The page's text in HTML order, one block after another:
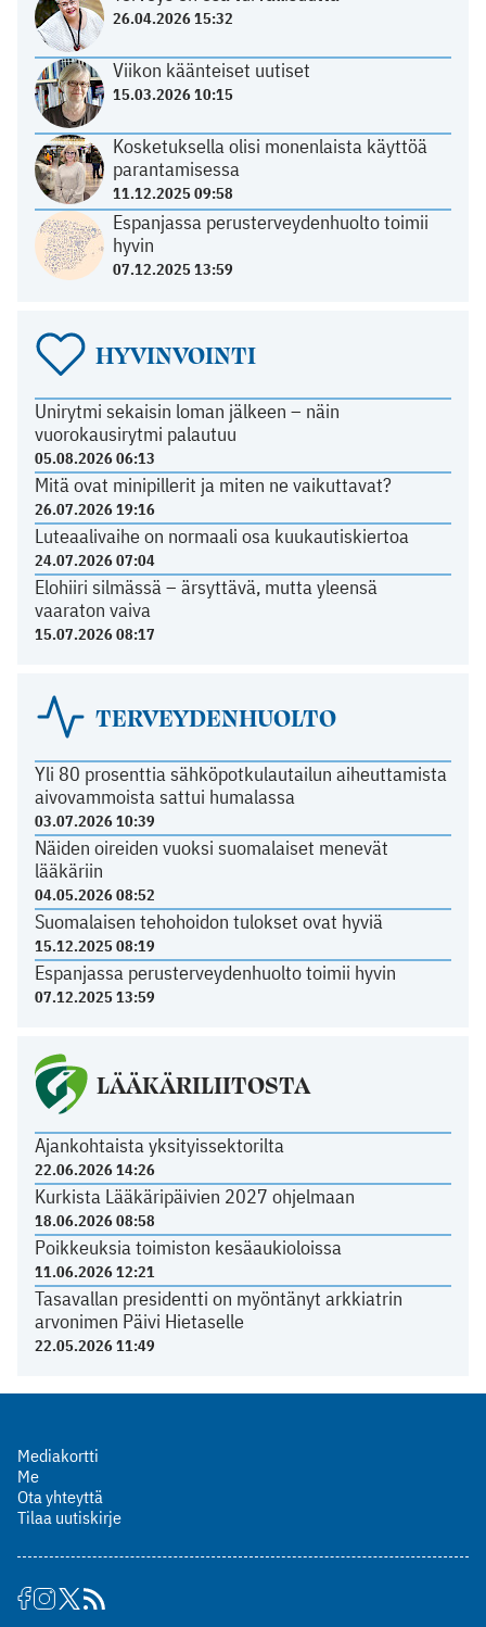
26.04.2026 15:32
Viikon käänteiset uutiset
15.03.2026 10:15
Kosketuksella olisi monenlaista käyttöä
parantamisessa
11.12.2025 09:58
Espanjassa perusterveydenhuolto toimii
hyvin
07.12.2025 13:59
HYVINVOINTI
Unirytmi sekaisin loman jälkeen – näin
vuorokausirytmi palautuu
05.08.2026 06:13
Mitä ovat minipillerit ja miten ne vaikuttavat?
26.07.2026 19:16
Luteaalivaihe on normaali osa kuukautiskiertoa
24.07.2026 07:04
Elohiiri silmässä – ärsyttävä, mutta yleensä
vaaraton vaiva
15.07.2026 08:17
TERVEYDENHUOLTO
Yli 80 prosenttia sähköpotkulautailun aiheuttamista
aivovammoista sattui humalassa
03.07.2026 10:39
Näiden oireiden vuoksi suomalaiset menevät
lääkäriin
04.05.2026 08:52
Suomalaisen tehohoidon tulokset ovat hyviä
15.12.2025 08:19
Espanjassa perusterveydenhuolto toimii hyvin
07.12.2025 13:59
LÄÄKÄRILIITOSTA
Ajankohtaista yksityissektorilta
22.06.2026 14:26
Kurkista Lääkäripäivien 2027 ohjelmaan
18.06.2026 08:58
Poikkeuksia toimiston kesäaukioloissa
11.06.2026 12:21
Tasavallan presidentti on myöntänyt arkkiatrin
arvonimen Päivi Hietaselle
22.05.2026 11:49
Mediakortti
Me
Ota yhteyttä
Tilaa uutiskirje